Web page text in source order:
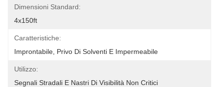
Dimensioni Standard:
4x150ft
Caratteristiche:
Improntabile, Privo Di Solventi E Impermeabile
Utilizzo:
Segnali Stradali E Nastri Di Visibilità Non Critici